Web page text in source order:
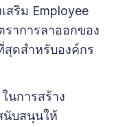
สริม Employee
ราการลาออกของ
ดสำหรับองค์กร
นการสร้าง
นับสนุนให้